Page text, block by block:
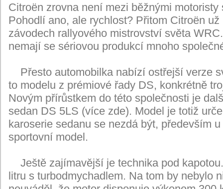
Citroën zrovna není mezi běžnými
Pohodlí ano, ale rychlost? Přitom Citroën
závodech rallyového mistrovství světa
nemají se sériovou produkcí mnoho
Přesto automobilka nabízí ostřejší verze
to modelu z prémiové řady DS, konkrétně
Novým přírůstkem do této společnosti je
sedan DS 5LS (více zde). Model je totiž
karoserie sedanu se nezdá být, především
sportovní model.
Ještě zajímavější je technika pod
litru s turbodmychadlem. Na tom by nebylo